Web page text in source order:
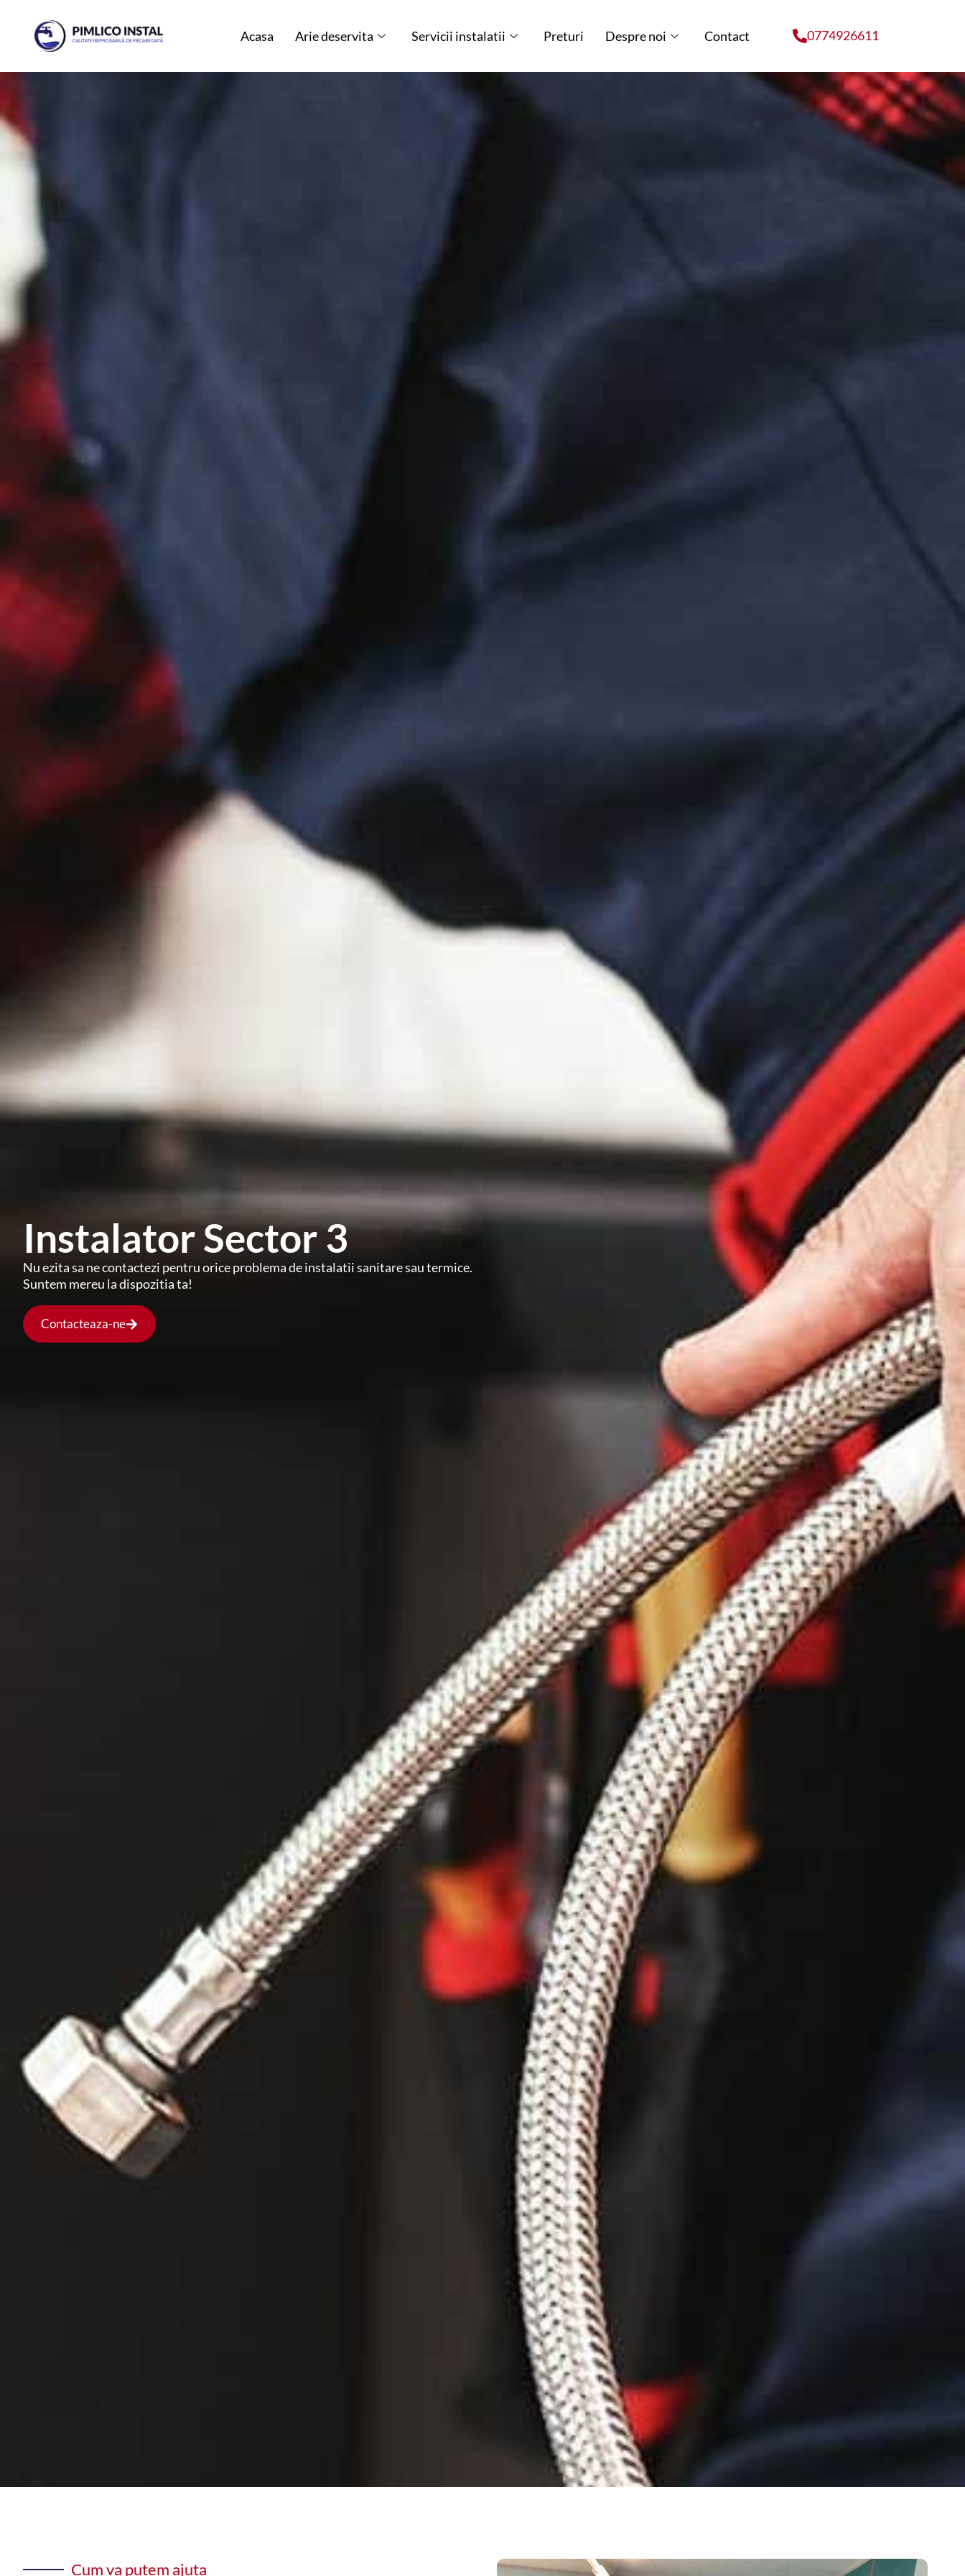
Acasa Arie deservita Servicii instalatii Preturi Despre noi Contact 0774926611
Instalator Sector 3
Nu ezita sa ne contactezi pentru orice problema de instalatii sanitare sau termice.
Suntem mereu la dispozitia ta!
Contacteaza-ne
Cum va putem ajuta